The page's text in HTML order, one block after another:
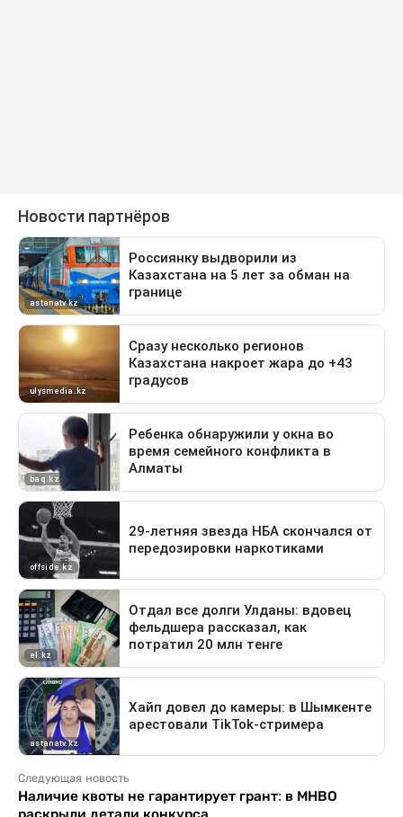
Следующая новость
Наличие квоты не гарантирует грант: в МНВО
раскрыли детали конкурса